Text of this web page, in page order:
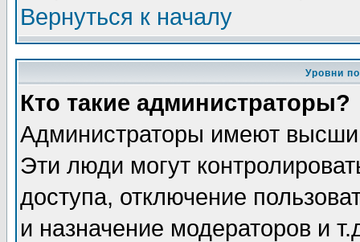
Вернуться к началу
Уровни
Кто такие администраторы?
Администраторы имеют
Эти люди могут
доступа, отключение
и назначение модераторов и